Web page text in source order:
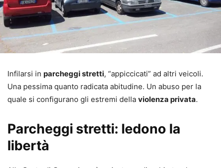
Infilarsi in parcheggi stretti, “appiccicati” ad altri veicoli.
Una pessima quanto radicata abitudine. Un abuso per la
quale si configurano gli estremi della violenza privata.
Parcheggi stretti: ledono la
libertà